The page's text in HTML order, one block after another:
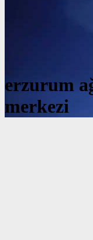
erzurum
merkezi